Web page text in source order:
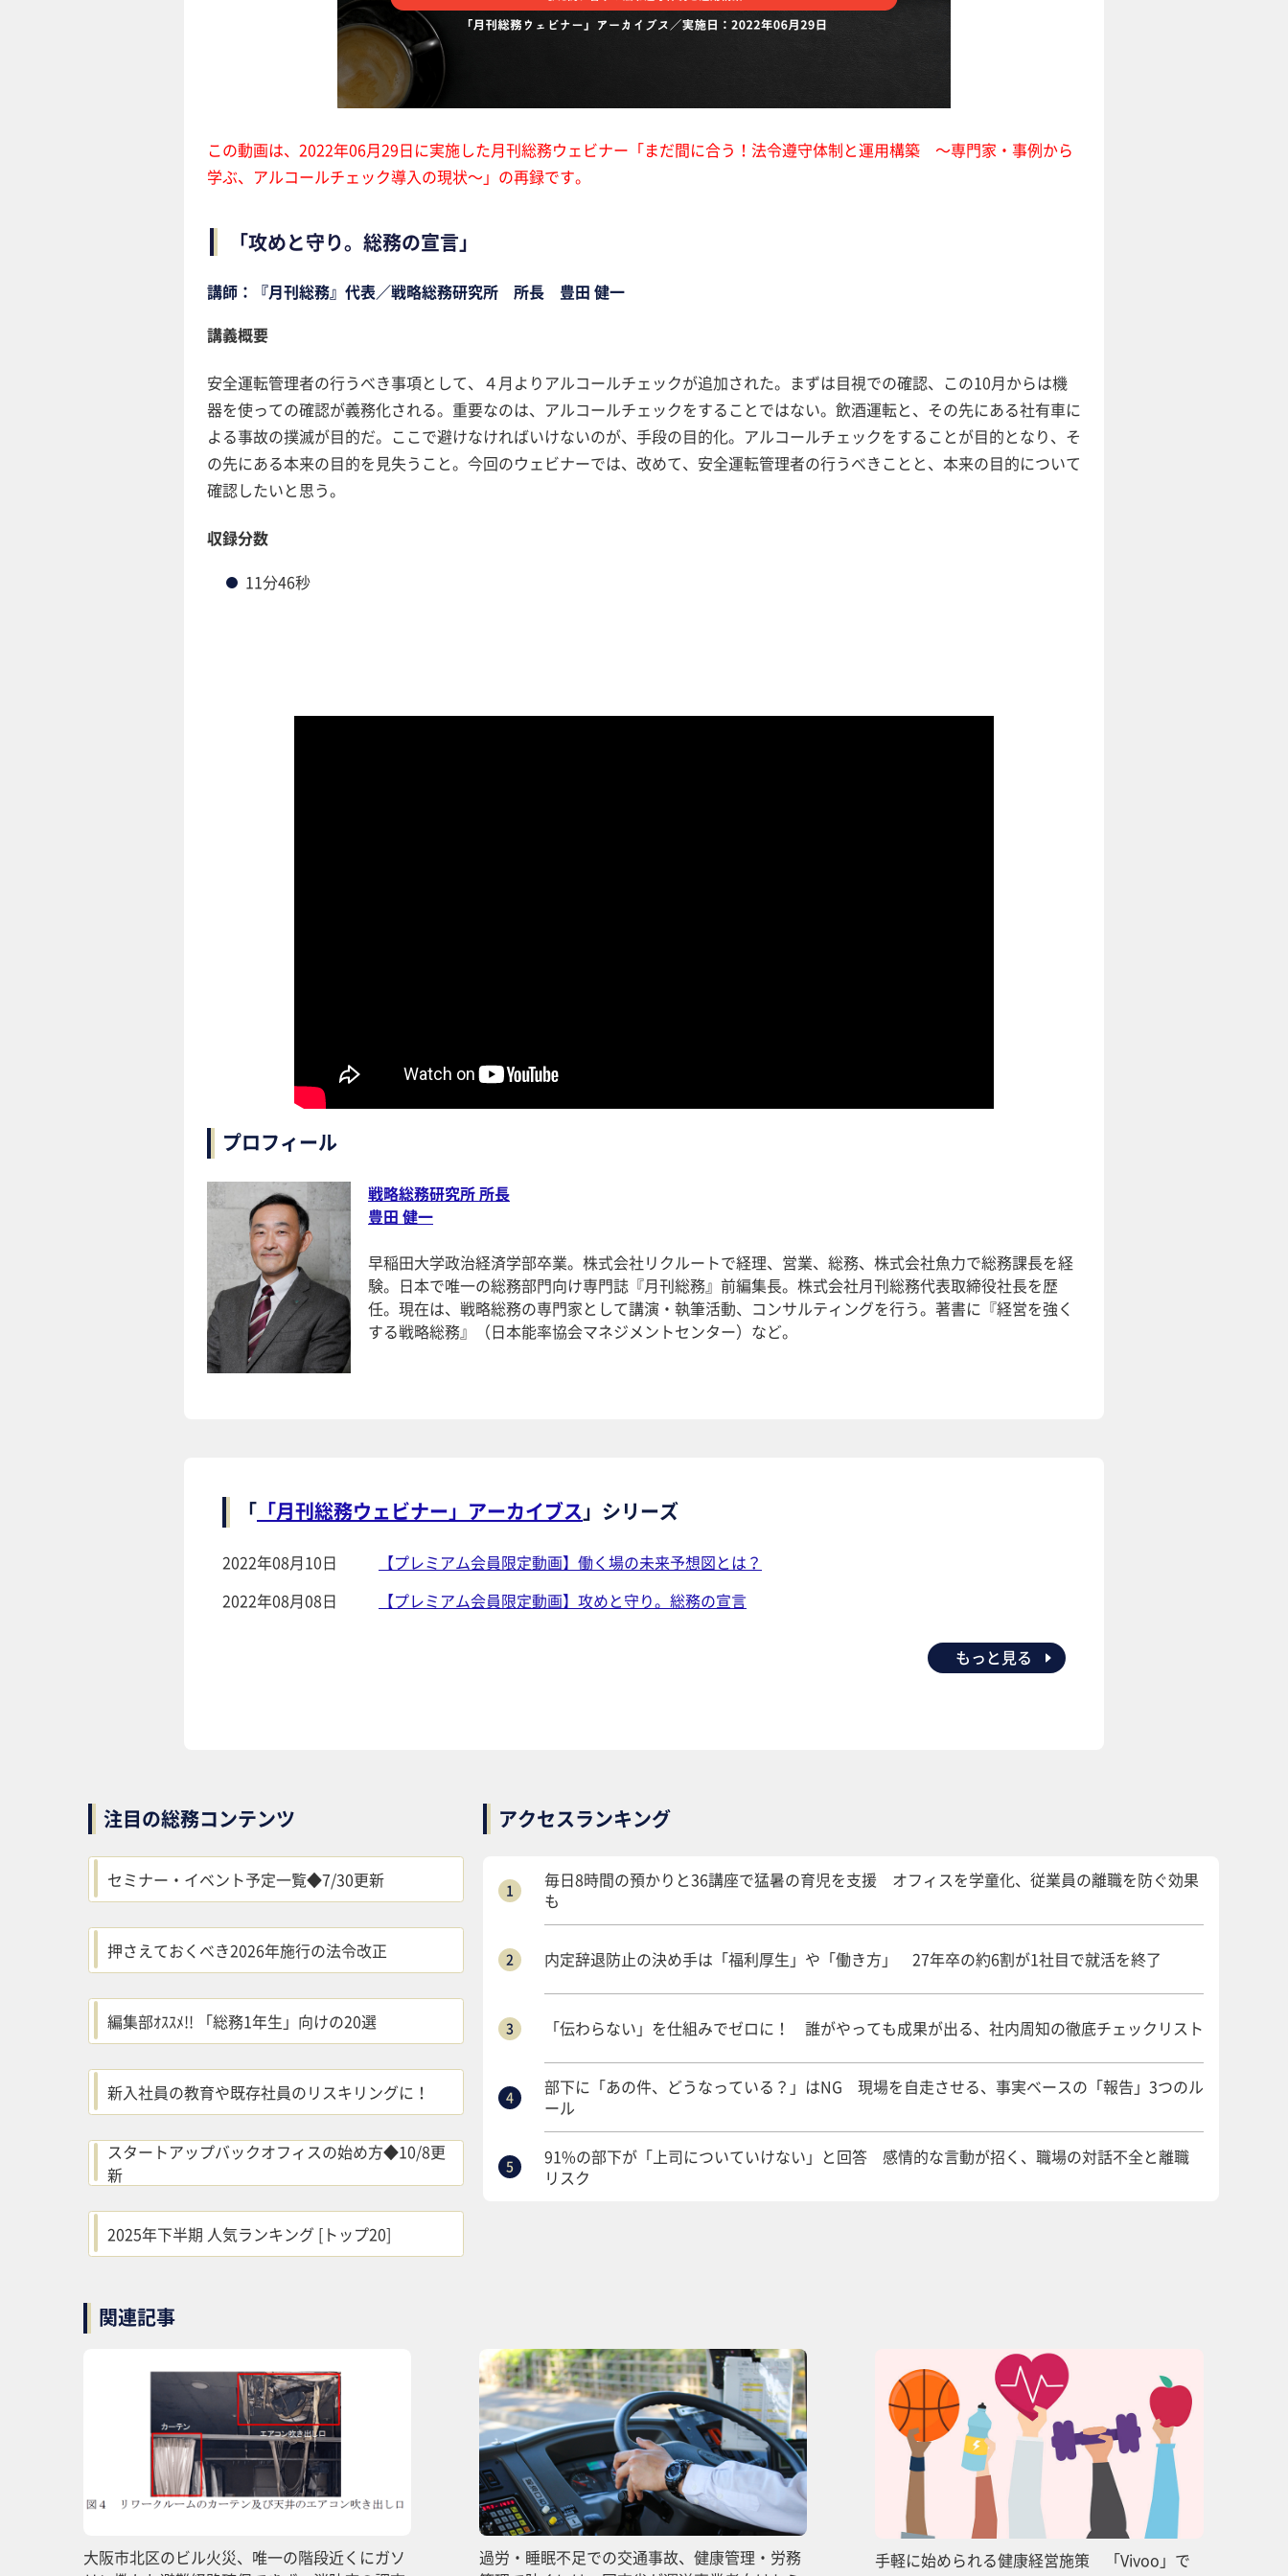
この動画は、2022年06月29日に実施した月刊総務ウェビナー「まだ間に合う！法令遵守体制と運用構築 ～専門家・事例から
学ぶ、アルコールチェック導入の現状～」の再録です。
「攻めと守り。総務の宣言」
講師：『月刊総務』代表／戦略総務研究所 所長 豊田 健一
講義概要
安全運転管理者の行うべき事項として、４月よりアルコールチェックが追加された。まずは目視での確認、この10月からは機
器を使っての確認が義務化される。重要なのは、アルコールチェックをすることではない。飲酒運転と、その先にある社有車に
よる事故の撲滅が目的だ。ここで避けなければいけないのが、手段の目的化。アルコールチェックをすることが目的となり、そ
の先にある本来の目的を見失うこと。今回のウェビナーでは、改めて、安全運転管理者の行うべきことと、本来の目的について
確認したいと思う。
収録分数
11分46秒
プロフィール
戦略総務研究所 所長
豊田 健一
早稲田大学政治経済学部卒業。株式会社リクルートで経理、営業、総務、株式会社魚力で総務課長を経
験。日本で唯一の総務部門向け専門誌『月刊総務』前編集長。株式会社月刊総務代表取締役社長を歴
任。現在は、戦略総務の専門家として講演・執筆活動、コンサルティングを行う。著書に『経営を強く
する戦略総務』（日本能率協会マネジメントセンター）など。
「 「月刊総務ウェビナー」アーカイブス」シリーズ
2022年08月10日
【プレミアム会員限定動画】働く場の未来予想図とは？
2022年08月08日
【プレミアム会員限定動画】攻めと守り。総務の宣言
もっと見る
注目の総務コンテンツ
セミナー・イベント予定一覧◆7/30更新
押さえておくべき2026年施行の法令改正
編集部ｵｽｽﾒ!! 「総務1年生」向けの20選
新入社員の教育や既存社員のリスキリングに！
スタートアップバックオフィスの始め方◆10/8更
新
2025年下半期 人気ランキング [トップ20]
アクセスランキング
毎日8時間の預かりと36講座で猛暑の育児を支援 オフィスを学童化、従業員の離職を防ぐ効果
も
内定辞退防止の決め手は「福利厚生」や「働き方」 27年卒の約6割が1社目で就活を終了
「伝わらない」を仕組みでゼロに！ 誰がやっても成果が出る、社内周知の徹底チェックリスト
部下に「あの件、どうなっている？」はNG 現場を自走させる、事実ベースの「報告」3つのル
ール
91%の部下が「上司についていけない」と回答 感情的な言動が招く、職場の対話不全と離職
リスク
関連記事
大阪市北区のビル火災、唯一の階段近くにガソ
過労・睡眠不足での交通事故、健康管理・労務
手軽に始められる健康経営施策 「Vivoo」で